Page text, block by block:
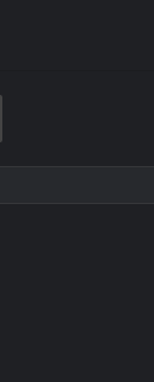
Yazdır